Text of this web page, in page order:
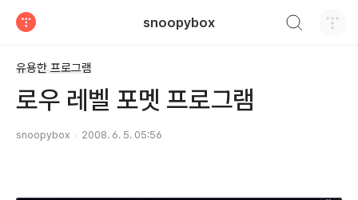
snoopybox
유용한 프로그램
로우 레벨 포멧 프로그램
snoopybox 2008. 6. 5. 05:56